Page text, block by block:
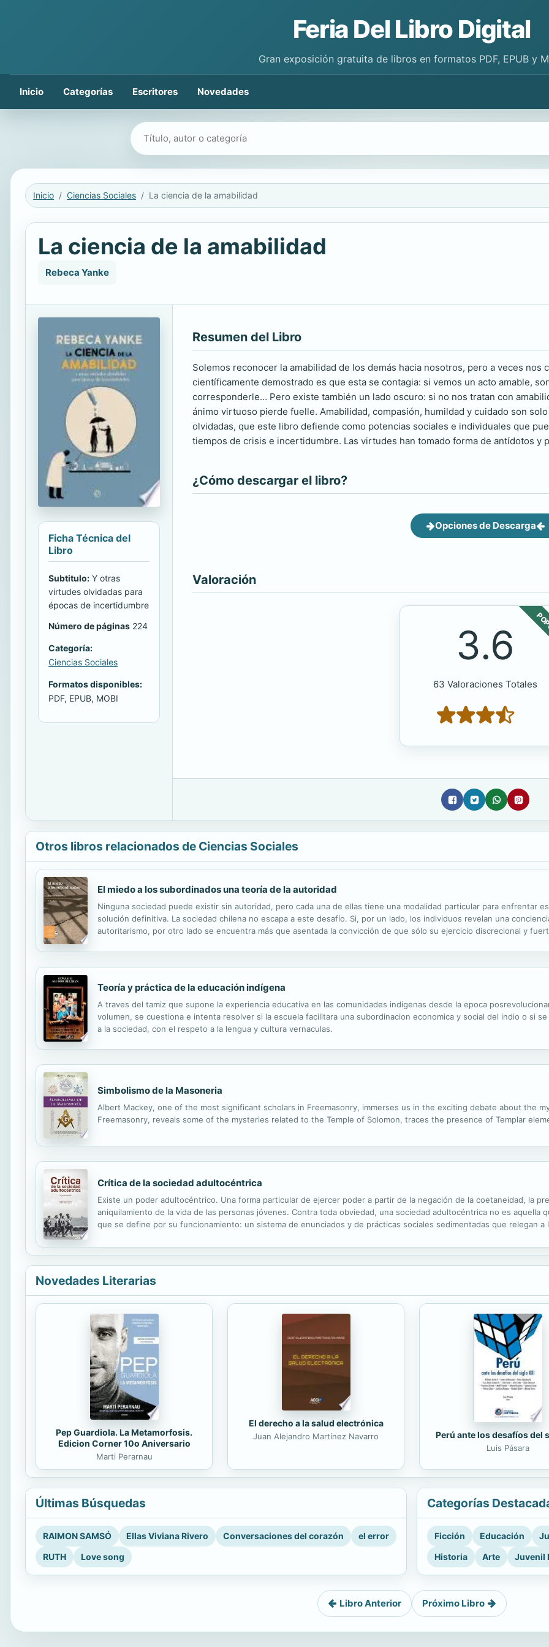
Feria Del Libro Digital
Gran exposición gratuita de libros en formatos PDF, EPUB y
Inicio Categorías Escritores Novedades
Buscar libros
Inicio Ciencias Sociales La ciencia de la amabilidad
La ciencia de la amabilidad
Rebeca Yanke
Ficha Técnica del
Libro
Subtitulo: Y otras
virtudes olvidadas para
épocas de incertidumbre
Número de páginas 224
Categoría:
Ciencias Sociales
Formatos disponibles:
PDF, EPUB, MOBI
Resumen del Libro
Solemos reconocer la amabilidad de los demás hacia nosotros, pero a veces nos
científicamente demostrado es que esta se contagia: si vemos un acto amable,
corresponderle… Pero existe también un lado oscuro: si no nos tratan con
ánimo virtuoso pierde fuelle. Amabilidad, compasión, humildad y cuidado son
olvidadas, que este libro defiende como potencias sociales e individuales que
tiempos de crisis e incertidumbre. Las virtudes han tomado forma de antídotos y
¿Cómo descargar el libro?
Opciones de Descarga
Valoración
3.6
63 Valoraciones Totales
Otros libros relacionados de Ciencias Sociales
El miedo a los subordinados una teoría de la autoridad
Ninguna sociedad puede existir sin autoridad, pero cada una de ellas tiene una modalidad particular para enfrentar
solución definitiva. La sociedad chilena no escapa a este desafío. Si, por un lado, los individuos revelan una
autoritarismo, por otro lado se encuentra más que asentada la convicción de que sólo su ejercicio discrecional y
Teoría y práctica de la educación indígena
A traves del tamiz que supone la experiencia educativa en las comunidades indigenas desde la epoca
volumen, se cuestiona e intenta resolver si la escuela facilitara una subordinacion economica y social del indio o si
a la sociedad, con el respeto a la lengua y cultura vernaculas.
Simbolismo de la Masoneria
Albert Mackey, one of the most significant scholars in Freemasonry, immerses us in the exciting debate about the
Freemasonry, reveals some of the mysteries related to the Temple of Solomon, traces the presence of Templar
Crítica de la sociedad adultocéntrica
Existe un poder adultocéntrico. Una forma particular de ejercer poder a partir de la negación de la coetaneidad, la
aniquilamiento de la vida de las personas jóvenes. Contra toda obviedad, una sociedad adultocéntrica no es aquella
que se define por su funcionamiento: un sistema de enunciados y de prácticas sociales sedimentadas que relegan a
Novedades Literarias
Pep Guardiola. La Metamorfosis.
Edicion Corner 10o Aniversario
Marti Perarnau
El derecho a la salud electrónica
Juan Alejandro Martínez Navarro Perú ante los desafíos del
Luis Pásara
Últimas Búsquedas
RAIMON SAMSÓ Ellas Viviana Rivero Conversaciones del corazón
el error
RUTH
Love song
Categorías
Ficción Educación
Historia
Arte Juvenil
Libro Anterior Próximo Libro